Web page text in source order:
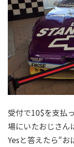
受付で10$を支払
場にいたおじさん
Yesと答えたら“